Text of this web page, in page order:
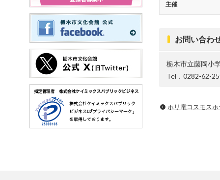
主催
お問い合わ
栃木市立藤岡小
Tel．0282-62-
ホリ電コスモス